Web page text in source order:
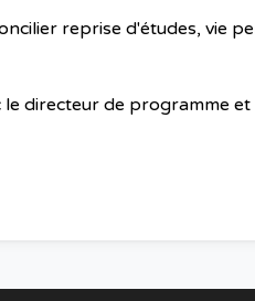
reprise d'études, vie
le directeur de programme et